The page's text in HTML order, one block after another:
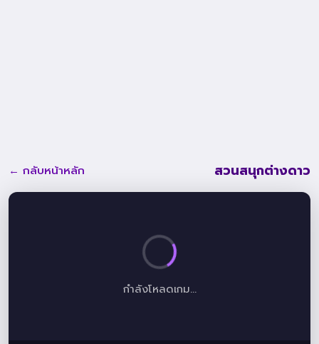
← กลับหน้าหลัก สวนสนุกต่างดาว
กำลังโหลดเกม...